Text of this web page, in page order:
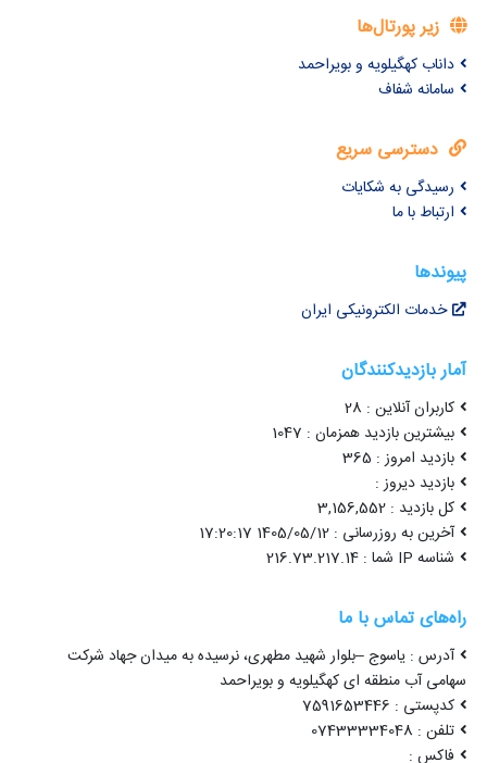
زیر پورتال‌ها
داناب کهگیلویه و بویراحمد
سامانه شفاف
دسترسی سریع
رسیدگی به شکایات
ارتباط با ما
پیوندها
خدمات الکترونیکی ایران
آمار بازدیدکنندگان
کاربران آنلاین : 28
بیشترین بازدید همزمان : 1047
بازدید امروز : 365
بازدید دیروز :
کل بازدید : 3,156,552
آخرین به روزرسانی : 1405/05/12 17:20:17
شناسه IP شما : 216.73.217.14
راه‌های تماس با ما
آدرس : یاسوج –بلوار شهید مطهری، نرسیده به میدان جهاد شرکت
سهامی آب منطقه ای کهگیلویه و بویراحمد
کدپستی : 7591653446
تلفن : 07433334048
فاکس :